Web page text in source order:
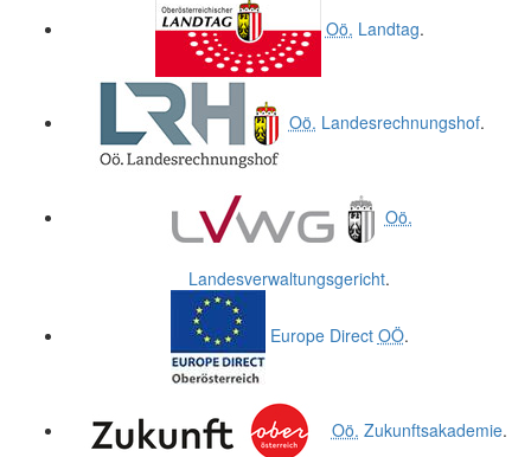
Oö. Landtag.
Oö. Landesrechnungshof.
Oö.
Landesverwaltungsgericht.
Europe Direct OÖ.
Oö. Zukunftsakademie.